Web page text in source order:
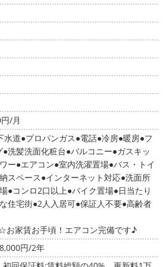
/月
水道 プロパンガス 電話 冷房 暖房 フ
洗髪洗面化粧台 バルコニー ガスキッ
ー エアコン 室内洗濯置場 バス・トイ
スペース インターネット対応 洗面所
コンロ2口以上 バイク置場 日当たり
住宅街 2人入居可 保証人不要 高齢者
お家賃お手頃！エアコン完備です♪
円/2年